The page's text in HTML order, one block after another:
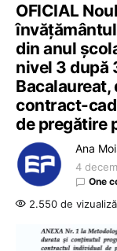
OFICIAL
din anul
nivel 3 după
Bacalaureat,
contract-
de pregătire
Ana
4
One
2.550 de